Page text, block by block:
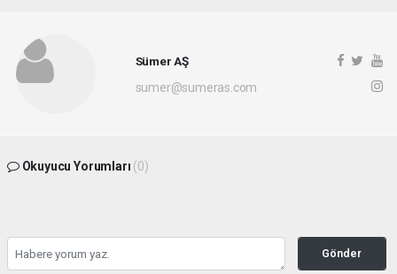
Sümer AŞ
sumer@sumeras.com
Okuyucu Yorumları (0)
Gönder